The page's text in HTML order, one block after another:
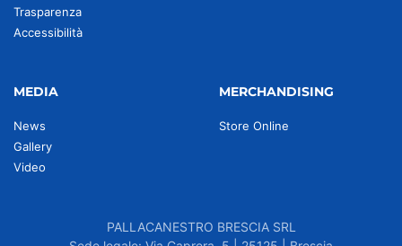
Trasparenza
Accessibilità
MEDIA
News
Gallery
Video
MERCHANDISING
Store Online
PALLACANESTRO BRESCIA SRL